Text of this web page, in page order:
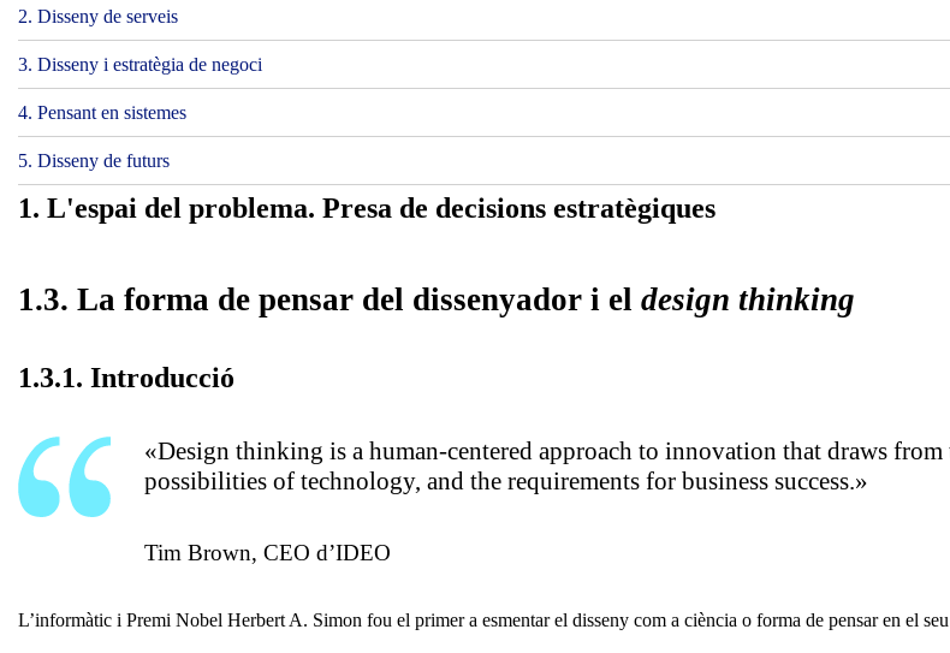
2. Disseny de serveis
3. Disseny i estratègia de negoci
4. Pensant en sistemes
5. Disseny de futurs
1. L'espai del problema. Presa de decisions estratègiques
1.3. La forma de pensar del dissenyador i el design thinking
1.3.1. Introducció
«Design thinking is a human-centered approach to innovation that draws
possibilities of technology, and the requirements for business success.»
Tim Brown, CEO d’IDEO
L’informàtic i Premi Nobel Herbert A. Simon fou el primer a esmentar el disseny com a ciència o forma de pensar en el